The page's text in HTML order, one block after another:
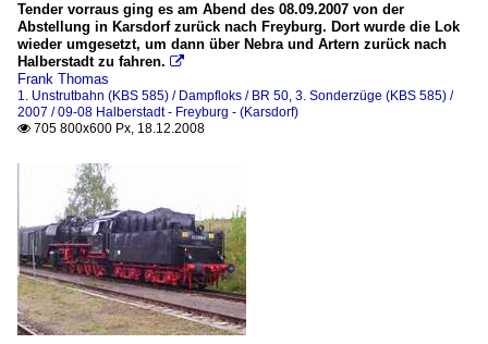
Tender vorraus ging es am Abend des 08.09.2007 von der
Abstellung in Karsdorf zurück nach Freyburg. Dort wurde die Lok
wieder umgesetzt, um dann über Nebra und Artern zurück nach
Halberstadt zu fahren. 
Frank Thomas
1. Unstrutbahn (KBS 585) / Dampfloks / BR 50, 3. Sonderzüge (KBS 585) /
2007 / 09-08 Halberstadt - Freyburg - (Karsdorf)
 705 800x600 Px, 18.12.2008